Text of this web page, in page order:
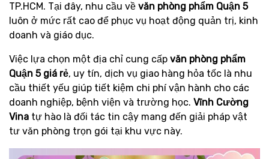
TP.HCM. Tại đây, nhu cầu về văn phòng phẩm Quận 5
luôn ở mức rất cao để phục vụ hoạt động quản trị, kinh
doanh và giáo dục.
Việc lựa chọn một địa chỉ cung cấp văn phòng phẩm
Quận 5 giá rẻ, uy tín, dịch vụ giao hàng hỏa tốc là nhu
cầu thiết yếu giúp tiết kiệm chi phí vận hành cho các
doanh nghiệp, bệnh viện và trường học. Vĩnh Cường
Vina tự hào là đối tác tin cậy mang đến giải pháp vật
tư văn phòng trọn gói tại khu vực này.